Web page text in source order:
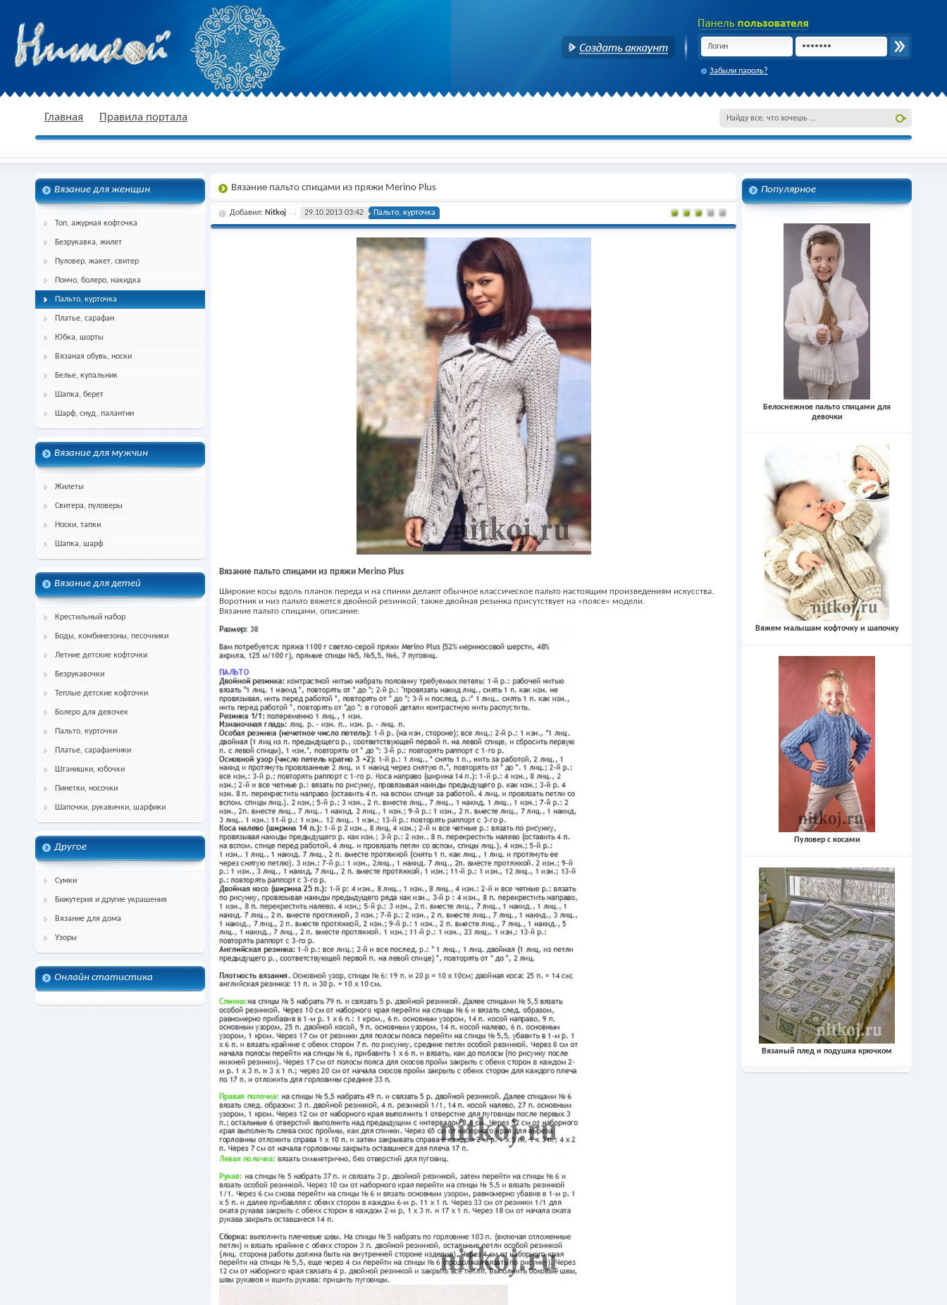
спицами, схема и описание
Забыли пароль?
Главная Правила портала
Вязание для женщин
Топ, ажурная кофточка
Безрукавка, жилет
Пуловер, жакет, свитер
Пончо, болеро, накидка
Пальто, курточка
Платье, сарафан
Юбка, шорты
Вязаная обувь, носки
Белье, купальник
Шапка, берет
Шарф, снуд, палантин
Вязание для мужчин
Жилеты
Свитера, пуловеры
Носки, тапки
Шапка, шарф
Вязание для детей
Крестильный набор
Боды, комбинезоны, песочники
Летние детские кофточки
Безрукавочки
Теплые детские кофточки
Болеро для девочек
Пальто, курточки
Платье, сарафанчики
Штанишки, юбочки
Пинетки, носочки
Шапочки, рукавички, шарфики
Другое
Сумки
Бижутерия и другие украшения
Вязание для дома
Узоры
Онлайн статистика
Популярное
Белоснежное пальто спицами для
девочки
Вяжем малышам кофточку и шапочку
Пуловер с косами
Вязаный плед и подушка крючком
Вязание пальто спицами из пряжи Merino Plus
Добавил: Nitkoj 29.10.2013 03:42 Пальто, курточка
Вязание пальто спицами из пряжи Merino Plus
Широкие косы вдоль планок переда и на спинки делают обычное классическое пальто настоящим произведениям искусства.
Воротник и низ пальто вяжется двойной резинкой, также двойная резинка присутствует на «поясе» модели.
Вязание пальто спицами, описание: